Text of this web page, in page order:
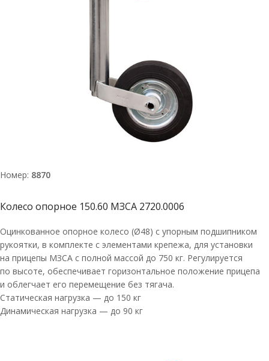
Номер: 8870
Колесо опорное 150.60 МЗСА 2720.0006
Оцинкованное опорное колесо (Ø48) с упорным подшипником
рукоятки, в комплекте с элементами крепежа, для установки
на прицепы МЗСА с полной массой до 750 кг. Регулируется
по высоте, обеспечивает горизонтальное положение прицепа
и облегчает его перемещение без тягача.
Статическая нагрузка — до 150 кг
Динамическая нагрузка — до 90 кг